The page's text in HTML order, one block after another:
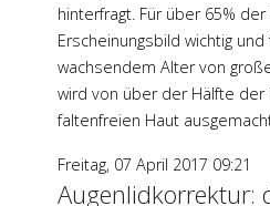
hinterfragt. Für über 65%
Erscheinungsbild wichtig
wachsendem Alter von
wird von über der Hälfte
faltenfreien Haut
Freitag, 07 April 2017 09:21
Augenlidkorrektur: